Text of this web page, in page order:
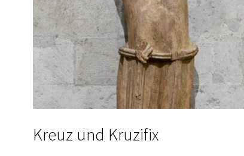
Kreuz und Kruzifix